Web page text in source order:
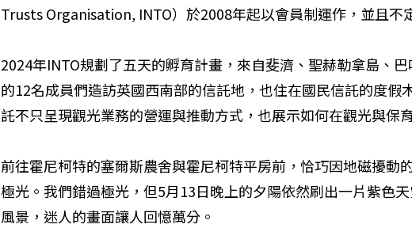
Trusts Organisation, INTO）於2008年起以會員制運作，並且不
2024年INTO規劃了五天的孵育計畫，來自斐濟、聖赫勒拿島、
的12名成員們造訪英國西南部的信託地，也住在國民信託的度假
託不只呈現觀光業務的營運與推動方式，也展示如何在觀光與保
前往霍尼柯特的塞爾斯農舍與霍尼柯特平房前，恰巧因地磁擾動
極光。我們錯過極光，但5月13日晚上的夕陽依然刷出一片紫色
風景，迷人的畫面讓人回憶萬分。